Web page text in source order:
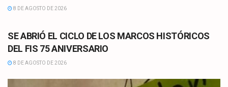
8 DE AGOSTO DE 2026
SE ABRIÓ EL CICLO DE LOS MARCOS HISTÓRICOS
DEL FIS 75 ANIVERSARIO
8 DE AGOSTO DE 2026